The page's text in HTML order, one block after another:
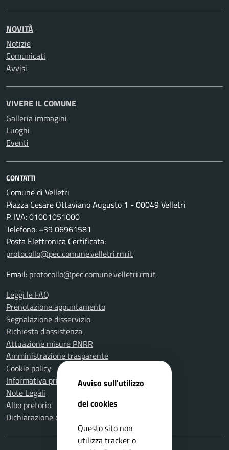
NOVITÀ
Notizie
Comunicati
Avvisi
VIVERE IL COMUNE
Galleria immagini
Luoghi
Eventi
CONTATTI
Comune di Velletri
Piazza Cesare Ottaviano Augusto 1 - 00049 Velletri
P. IVA: 01001051000
Telefono: +39 06961581
Posta Elettronica Certificata:
protocollo@pec.comune.velletri.rm.it
Email: protocollo@pec.comune.velletri.rm.it
Leggi le FAQ
Prenotazione appuntamento
Segnalazione disservizio
Richiesta d'assistenza
Attuazione misure PNRR
Amministrazione trasparente
Cookie policy
Informativa privacy
Note Legali
Albo pretorio
Dichiarazione di accessibilità
Avviso sull'utilizzo
dei cookies
Questo sito non
utilizza tracker o